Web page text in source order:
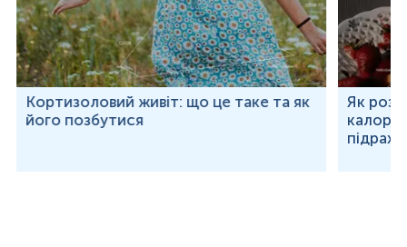
Кортизоловий живіт: що це таке та як
його позбутися
Як